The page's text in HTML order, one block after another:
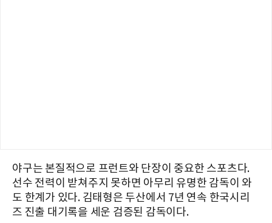
야구는 본질적으로 프런트와 단장이 중요한 스포츠다.
선수 전력이 받쳐주지 못하면 아무리 유명한 감독이 와
도 한계가 있다. 김태형은 두산에서 7년 연속 한국시리
즈 진출 대기록을 세운 검증된 감독이다.